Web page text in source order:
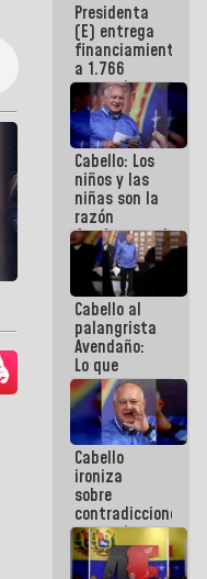
Presidenta
(E) entrega
financiamientos
a 1.766
comerciantes
y
emprendedores
afectados
por
terremotos
Cabello: Los
niños y las
niñas son la
razón
fundamental
de todo lo
que
estamos
haciendo
Cabello al
palangrista
Avendaño:
Lo que
vayas a
escribir
hazlo hoy
por que no
sabemos si
la semana
que viene
hay
programa
Cabello
ironiza
sobre
contradicciones
y mentiras
de María
Machado: